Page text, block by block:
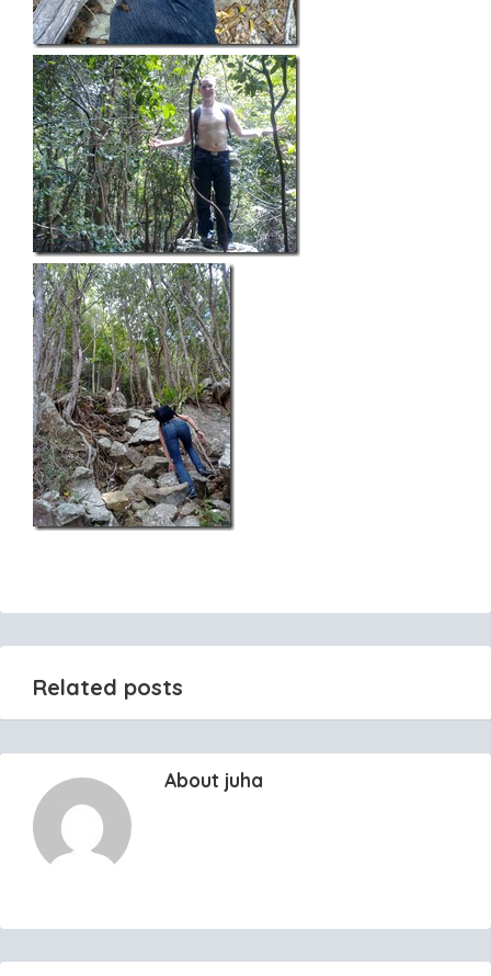
Related posts
About juha